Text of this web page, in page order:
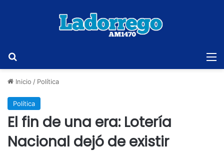
Inicio / Política
Política
El fin de una era: Lotería
Nacional dejó de existir